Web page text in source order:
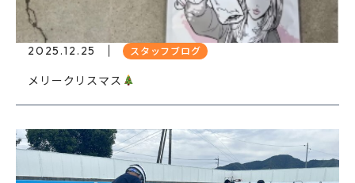
2025.12.25 スタッフブログ
メリークリスマス